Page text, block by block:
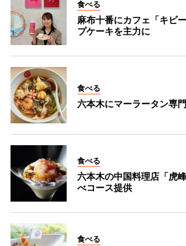
食べる
麻布十番にカフェ「キビ
プケーキを主力に
食べる
六本木にマーラータン専
食べる
六本木の中国料理店「虎
べコース提供
食べる